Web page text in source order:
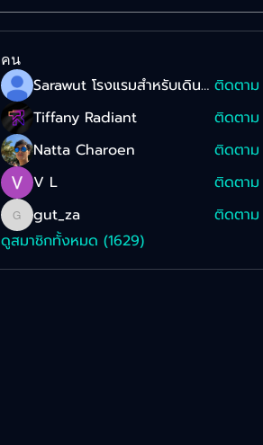
คน
Sarawut โรงแรมสําหรับเดินทาง Onkam ติดตาม
Tiffany Radiant
ติดตาม
Natta Charoen
ติดตาม
V L
ติดตาม
gut_zagut_za
ติดตาม
ดูสมาชิกทั้งหมด (1629)